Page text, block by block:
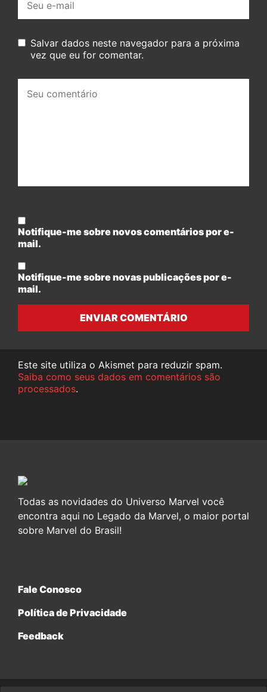
mail:
Salvar dados neste navegador para a próxima
vez que eu for comentar.
comentário:
Notifique-me sobre novos comentários por e-
mail.
Notifique-me sobre novas publicações por e-
mail.
ENVIAR COMENTÁRIO
Este site utiliza o Akismet para reduzir spam.
Saiba como seus dados em comentários são
processados.
Todas as novidades do Universo Marvel você
encontra aqui no Legado da Marvel, o maior portal
sobre Marvel do Brasil!
Fale Conosco
Política de Privacidade
Feedback